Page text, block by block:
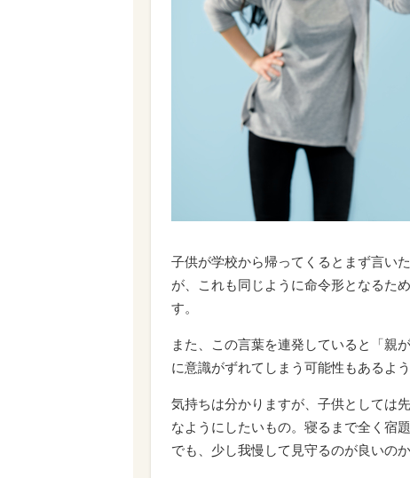
子供が学校から帰ってくるとまず言い
が、これも同じように命令形となるた
す。
また、この言葉を連発していると「親
に意識がずれてしまう可能性もあるよう
気持ちは分かりますが、子供としては
なようにしたいもの。寝るまで全く宿
でも、少し我慢して見守るのが良いの